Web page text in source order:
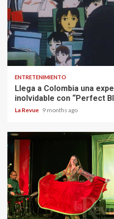
ENTRETENIMIENTO
Llega a Colombia una
inolvidable con “Perfect
La Revue 9 months ago